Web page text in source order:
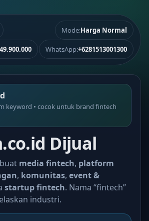
Mode:Harga Normal
WhatsApp:+6281513001300
keyword • cocok untuk brand fintech
Dijual
media fintech, platform
, komunitas, event &
startup fintech. Nama “fintech”
industri.